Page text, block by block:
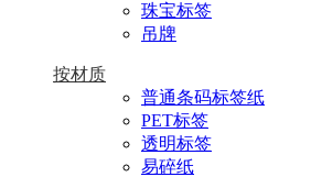
珠宝标签
吊牌
按材质
普通条码标签纸
PET标签
透明标签
易碎纸